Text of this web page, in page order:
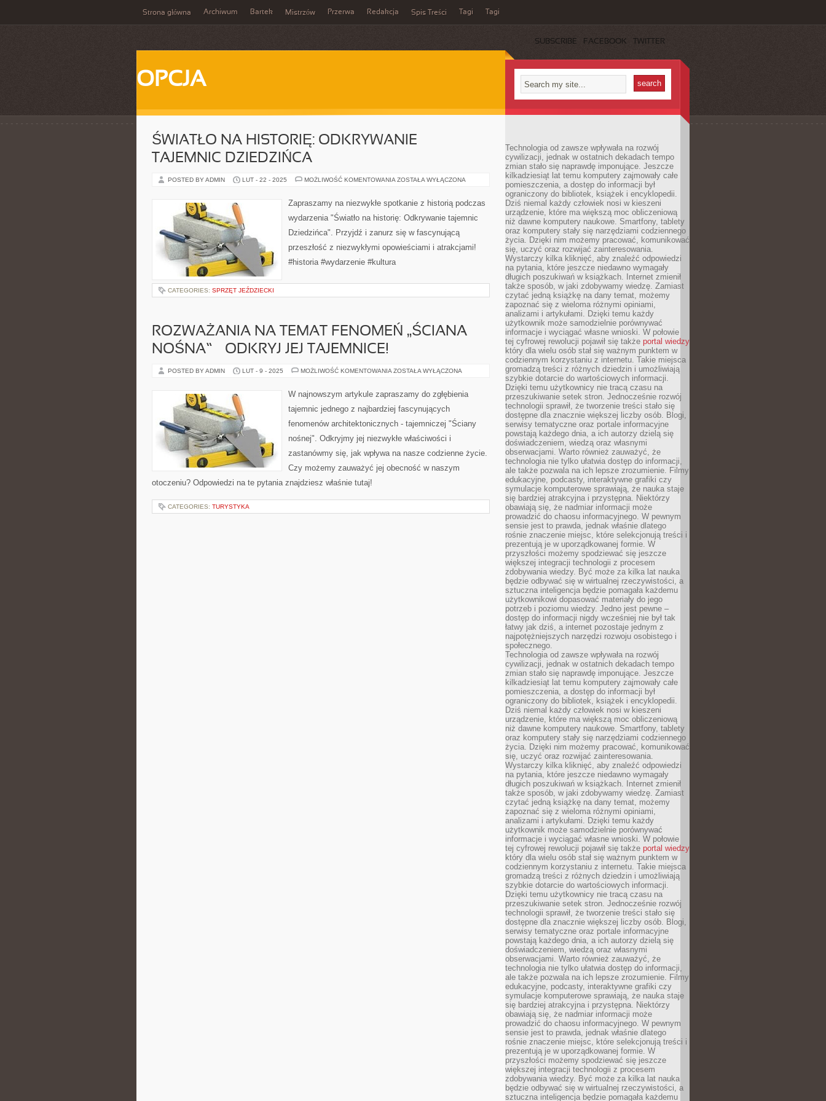
Strona główna Archiwum Bartek Mistrzów Przerwa Redakcja Spis Treści Tagi Tagi
SUBSCRIBE FACEBOOK TWITTER
OPCJA
ŚWIATŁO NA HISTORIĘ: ODKRYWANIE
TAJEMNIC DZIEDZIŃCA
POSTED BY ADMIN LUT - 22 - 2025 MOŻLIWOŚĆ KOMENTOWANIA ŚWIATŁO
ODKRYWANIE
TAJEMNIC
ZOSTAŁA WYŁĄCZONA
Zapraszamy na niezwykłe spotkanie z historią podczas
wydarzenia "Światło na historię: Odkrywanie tajemnic
Dziedzińca". Przyjdź i zanurz się w fascynującą
przeszłość z niezwykłymi opowieściami i atrakcjami!
#historia #wydarzenie #kultura
CATEGORIES: SPRZĘT JEŹDZIECKI
ROZWAŻANIA NA TEMAT FENOMEŃ „ŚCIANA
NOŚNA” – ODKRYJ JEJ TAJEMNICE!
POSTED BY ADMIN LUT - 9 - 2025 MOŻLIWOŚĆ KOMENTOWANIA ROZWAŻANIA
„ŚCIANA
–
JEJ
ZOSTAŁA WYŁĄCZONA
W najnowszym artykule zapraszamy do zgłębienia
tajemnic jednego z najbardziej fascynujących
fenomenów architektonicznych - tajemniczej "Ściany
nośnej". Odkryjmy jej niezwykłe właściwości i
zastanówmy się, jak wpływa na nasze codzienne życie.
Czy możemy zauważyć jej obecność w naszym
otoczeniu? Odpowiedzi na te pytania znajdziesz właśnie tutaj!
CATEGORIES: TURYSTYKA
Technologia od zawsze wpływała na rozwój
cywilizacji, jednak w ostatnich dekadach tempo
zmian stało się naprawdę imponujące. Jeszcze
kilkadziesiąt lat temu komputery zajmowały całe
pomieszczenia, a dostęp do informacji był
ograniczony do bibliotek, książek i encyklopedii.
Dziś niemal każdy człowiek nosi w kieszeni
urządzenie, które ma większą moc obliczeniową
niż dawne komputery naukowe. Smartfony, tablety
oraz komputery stały się narzędziami codziennego
życia. Dzięki nim możemy pracować, komunikować
się, uczyć oraz rozwijać zainteresowania.
Wystarczy kilka kliknięć, aby znaleźć odpowiedzi
na pytania, które jeszcze niedawno wymagały
długich poszukiwań w książkach. Internet zmienił
także sposób, w jaki zdobywamy wiedzę. Zamiast
czytać jedną książkę na dany temat, możemy
zapoznać się z wieloma różnymi opiniami,
analizami i artykułami. Dzięki temu każdy
użytkownik może samodzielnie porównywać
informacje i wyciągać własne wnioski. W połowie
tej cyfrowej rewolucji pojawił się także portal wiedzy
który dla wielu osób stał się ważnym punktem w
codziennym korzystaniu z internetu. Takie miejsca
gromadzą treści z różnych dziedzin i umożliwiają
szybkie dotarcie do wartościowych informacji.
Dzięki temu użytkownicy nie tracą czasu na
przeszukiwanie setek stron. Jednocześnie rozwój
technologii sprawił, że tworzenie treści stało się
dostępne dla znacznie większej liczby osób. Blogi,
serwisy tematyczne oraz portale informacyjne
powstają każdego dnia, a ich autorzy dzielą się
doświadczeniem, wiedzą oraz własnymi
obserwacjami. Warto również zauważyć, że
technologia nie tylko ułatwia dostęp do informacji,
ale także pozwala na ich lepsze zrozumienie. Filmy
edukacyjne, podcasty, interaktywne grafiki czy
symulacje komputerowe sprawiają, że nauka staje
się bardziej atrakcyjna i przystępna. Niektórzy
obawiają się, że nadmiar informacji może
prowadzić do chaosu informacyjnego. W pewnym
sensie jest to prawda, jednak właśnie dlatego
rośnie znaczenie miejsc, które selekcjonują treści i
prezentują je w uporządkowanej formie. W
przyszłości możemy spodziewać się jeszcze
większej integracji technologii z procesem
zdobywania wiedzy. Być może za kilka lat nauka
będzie odbywać się w wirtualnej rzeczywistości, a
sztuczna inteligencja będzie pomagała każdemu
użytkownikowi dopasować materiały do jego
potrzeb i poziomu wiedzy. Jedno jest pewne –
dostęp do informacji nigdy wcześniej nie był tak
łatwy jak dziś, a internet pozostaje jednym z
najpotężniejszych narzędzi rozwoju osobistego i
społecznego.
Technologia od zawsze wpływała na rozwój
cywilizacji, jednak w ostatnich dekadach tempo
zmian stało się naprawdę imponujące. Jeszcze
kilkadziesiąt lat temu komputery zajmowały całe
pomieszczenia, a dostęp do informacji był
ograniczony do bibliotek, książek i encyklopedii.
Dziś niemal każdy człowiek nosi w kieszeni
urządzenie, które ma większą moc obliczeniową
niż dawne komputery naukowe. Smartfony, tablety
oraz komputery stały się narzędziami codziennego
życia. Dzięki nim możemy pracować, komunikować
się, uczyć oraz rozwijać zainteresowania.
Wystarczy kilka kliknięć, aby znaleźć odpowiedzi
na pytania, które jeszcze niedawno wymagały
długich poszukiwań w książkach. Internet zmienił
także sposób, w jaki zdobywamy wiedzę. Zamiast
czytać jedną książkę na dany temat, możemy
zapoznać się z wieloma różnymi opiniami,
analizami i artykułami. Dzięki temu każdy
użytkownik może samodzielnie porównywać
informacje i wyciągać własne wnioski. W połowie
tej cyfrowej rewolucji pojawił się także portal wiedzy
który dla wielu osób stał się ważnym punktem w
codziennym korzystaniu z internetu. Takie miejsca
gromadzą treści z różnych dziedzin i umożliwiają
szybkie dotarcie do wartościowych informacji.
Dzięki temu użytkownicy nie tracą czasu na
przeszukiwanie setek stron. Jednocześnie rozwój
technologii sprawił, że tworzenie treści stało się
dostępne dla znacznie większej liczby osób. Blogi,
serwisy tematyczne oraz portale informacyjne
powstają każdego dnia, a ich autorzy dzielą się
doświadczeniem, wiedzą oraz własnymi
obserwacjami. Warto również zauważyć, że
technologia nie tylko ułatwia dostęp do informacji,
ale także pozwala na ich lepsze zrozumienie. Filmy
edukacyjne, podcasty, interaktywne grafiki czy
symulacje komputerowe sprawiają, że nauka staje
się bardziej atrakcyjna i przystępna. Niektórzy
obawiają się, że nadmiar informacji może
prowadzić do chaosu informacyjnego. W pewnym
sensie jest to prawda, jednak właśnie dlatego
rośnie znaczenie miejsc, które selekcjonują treści i
prezentują je w uporządkowanej formie. W
przyszłości możemy spodziewać się jeszcze
większej integracji technologii z procesem
zdobywania wiedzy. Być może za kilka lat nauka
będzie odbywać się w wirtualnej rzeczywistości, a
sztuczna inteligencja będzie pomagała każdemu